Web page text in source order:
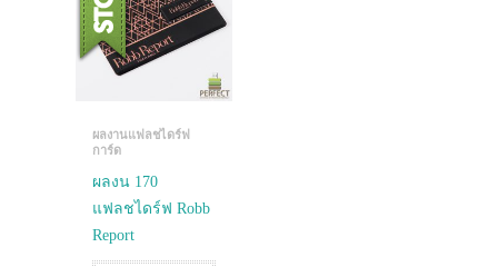
ผลงานแฟลชไดร์ฟ
การ์ด
ผลงน 170
แฟลชไดร์ฟ Robb
Report